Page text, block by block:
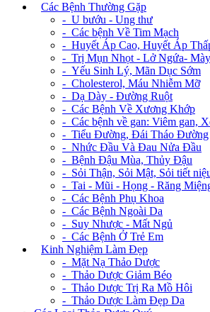
Các Bệnh Thường Gặp
- U bướu - Ung thư
- Các bệnh Về Tim Mạch
- Huyết Áp Cao, Huyết Áp
- Trị Mụn Nhọt - Lở Ngứa-
- Yếu Sinh Lý, Mãn Dục Sớm
- Cholesterol, Máu Nhiễm Mỡ
- Dạ Dày - Đường Ruột
- Các Bệnh Về Xương Khớp
- Các bệnh về gan: Viêm gan,
- Tiểu Đường, Đái Tháo Đường
- Nhức Đầu Và Đau Nửa Đầu
- Bệnh Đậu Mùa, Thủy Đậu
- Sỏi Thận, Sỏi Mật, Sỏi tiết
- Tai - Mũi - Họng - Răng
- Các Bệnh Phụ Khoa
- Các Bệnh Ngoài Da
- Suy Nhược - Mất Ngủ
- Các Bệnh Ở Trẻ Em
Kinh Nghiệm Làm Đẹp
- Mặt Nạ Thảo Dược
- Thảo Dược Giảm Béo
- Thảo Dược Trị Ra Mồ Hôi
- Thảo Dược Làm Đẹp Da